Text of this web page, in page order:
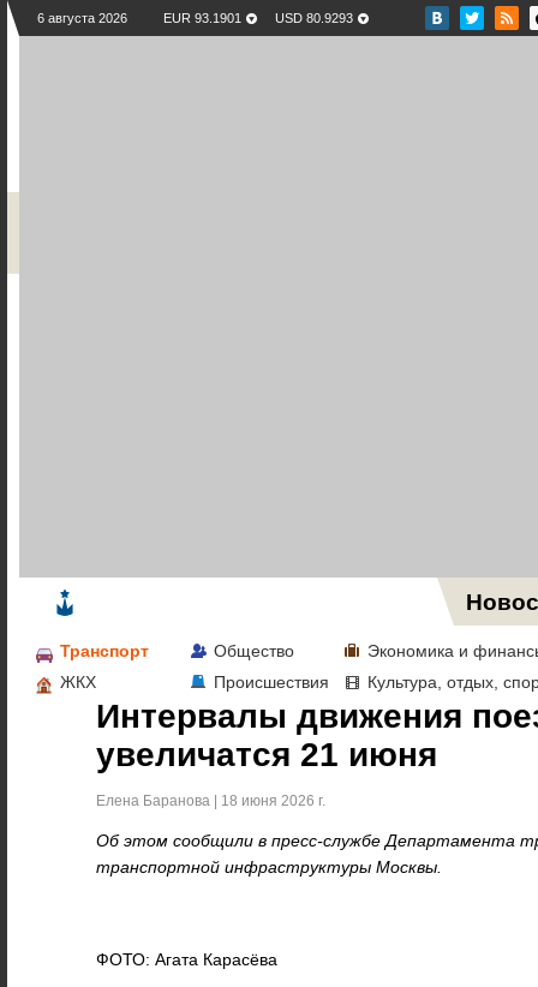
6 августа 2026 EUR 93.1901 USD 80.9293
Транспорт Общество
Экономика и
ЖКХ
Происшествия Культура, отдых,
Интервалы движения
увеличатся 21 июня
Елена Баранова | 18 июня 2026 г.
Об этом сообщили в пресс-службе Департамента
транспортной инфраструктуры Москвы.
ФОТО: Агата Карасёва